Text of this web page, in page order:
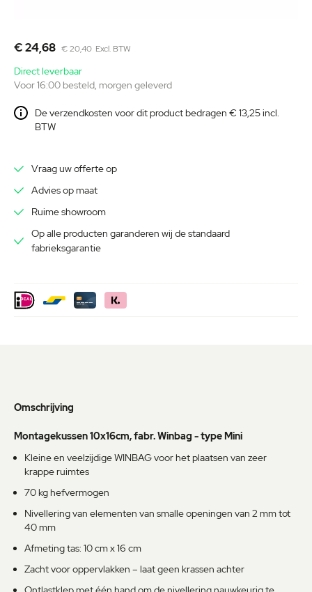
€ 24,68 € 20,40
Direct leverbaar
Voor 16:00 besteld, morgen geleverd
De verzendkosten voor dit product bedragen € 13,25 incl.
BTW
Vraag uw offerte op
Advies op maat
Ruime showroom
Op alle producten garanderen wij de standaard
fabrieksgarantie
naar
het
begin
van
afbeeldingen-
gallerij
Omschrijving
Montagekussen 10x16cm, fabr. Winbag - type Mini
Kleine en veelzijdige WINBAG voor het plaatsen van zeer
krappe ruimtes
70 kg hefvermogen
Nivellering van elementen van smalle openingen van 2 mm tot
40 mm
Afmeting tas: 10 cm x 16 cm
Zacht voor oppervlakken – laat geen krassen achter